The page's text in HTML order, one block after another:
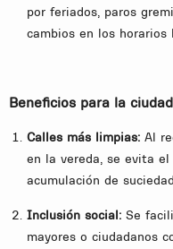
por feriados, paros
cambios en los horarios
Beneficios para la
Calles más limpias: Al
en la vereda, se evita
acumulación de
Inclusión social: Se
mayores o ciudadanos